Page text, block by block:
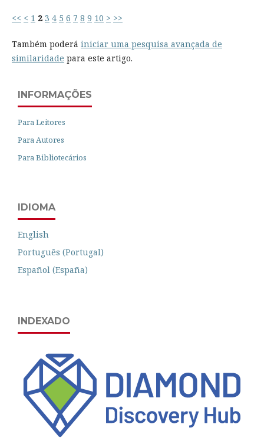
<< < 1 2 3 4 5 6 7 8 9 10 > >>
Também poderá iniciar uma pesquisa avançada de
similaridade para este artigo.
INFORMAÇÕES
Para Leitores
Para Autores
Para Bibliotecários
IDIOMA
English
Português (Portugal)
Español (España)
INDEXADO